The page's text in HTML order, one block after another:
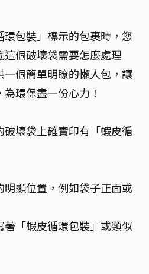
包裝」標示的包裹時，您
個破壞袋需要怎麼處理
個簡單明瞭的懶人包，讓
環保盡一份心力！
壞袋上確實印有「蝦皮循
顯位置，例如袋子正面或
「蝦皮循環包裝」或類似